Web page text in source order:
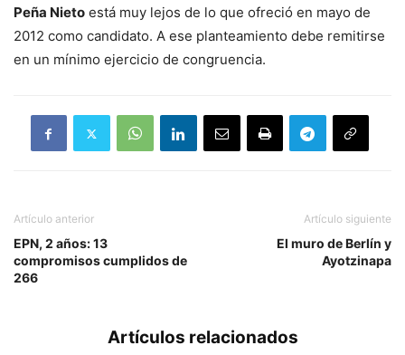
Peña Nieto está muy lejos de lo que ofreció en mayo de
2012 como candidato. A ese planteamiento debe remitirse
en un mínimo ejercicio de congruencia.
Artículo anterior
EPN, 2 años: 13
compromisos cumplidos de
266
Artículo siguiente
El muro de Berlín y
Ayotzinapa
Artículos relacionados